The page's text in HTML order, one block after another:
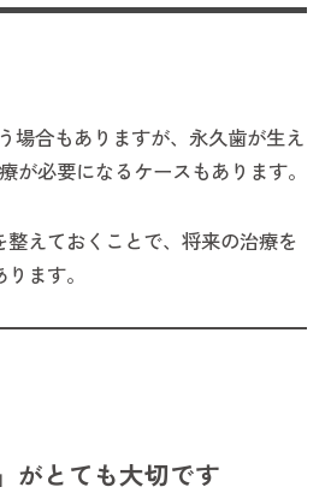
場合もありますが、永久歯が生え
が必要になるケースもあります。
えておくことで、将来の治療を
ます。
がとても大切です